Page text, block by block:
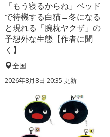
「もう寝るからね」ベッド
で待機する白猫→冬になる
と現れる「腕枕ヤクザ」の
予想外な生態【作者に聞
く】
全国
2026年8月8日 20:35 更新